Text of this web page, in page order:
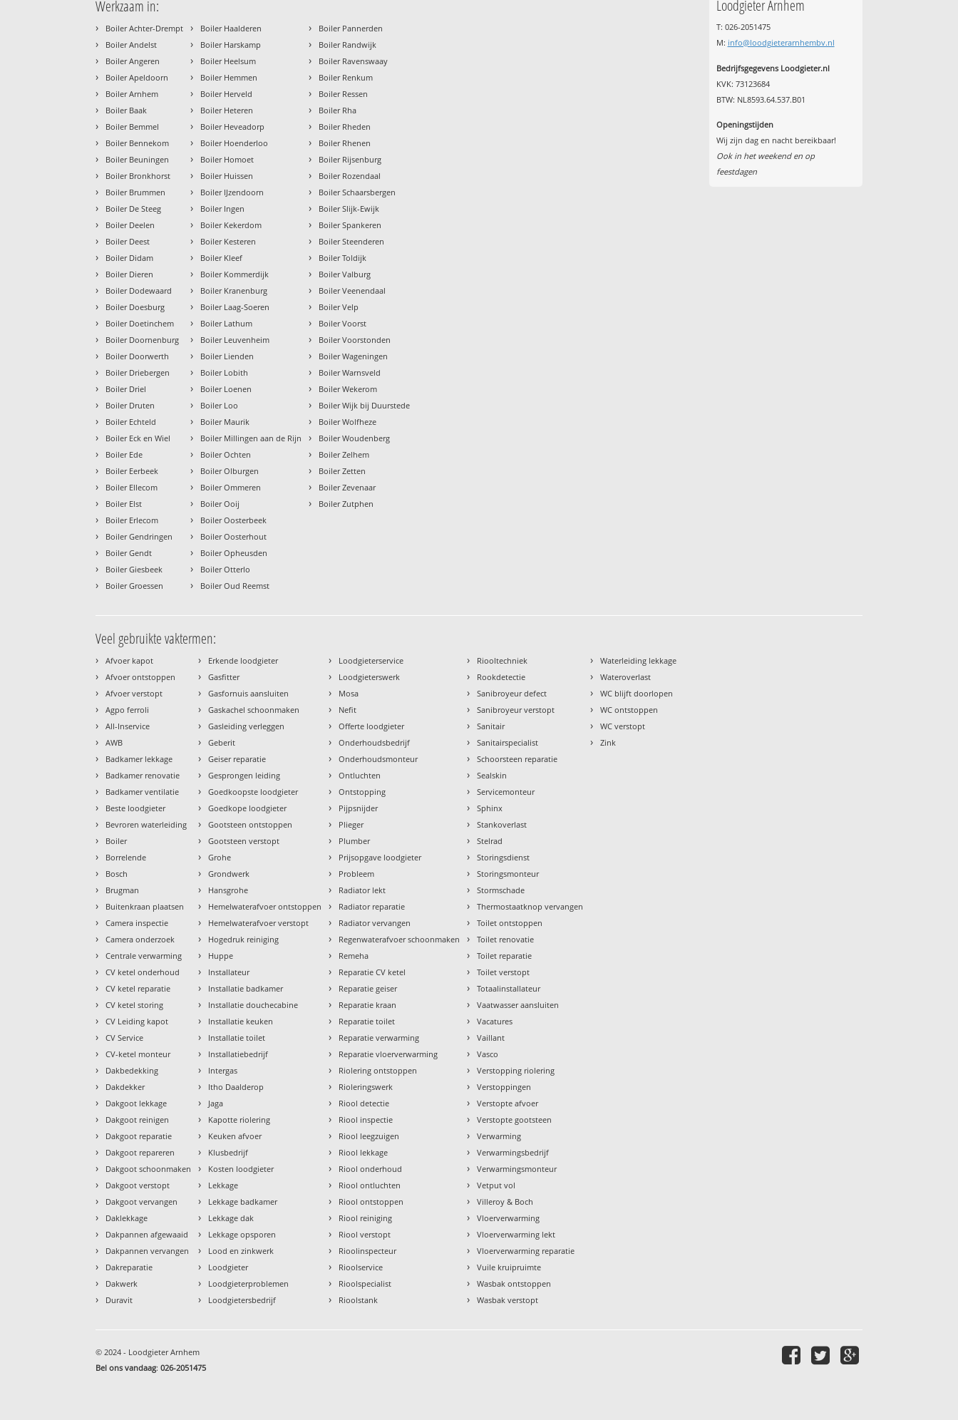
Werkzaam in:
› Boiler Achter-Drempt
› Boiler Andelst
› Boiler Angeren
› Boiler Apeldoorn
› Boiler Arnhem
› Boiler Baak
› Boiler Bemmel
› Boiler Bennekom
› Boiler Beuningen
› Boiler Bronkhorst
› Boiler Brummen
› Boiler De Steeg
› Boiler Deelen
› Boiler Deest
› Boiler Didam
› Boiler Dieren
› Boiler Dodewaard
› Boiler Doesburg
› Boiler Doetinchem
› Boiler Doornenburg
› Boiler Doorwerth
› Boiler Driebergen
› Boiler Driel
› Boiler Druten
› Boiler Echteld
› Boiler Eck en Wiel
› Boiler Ede
› Boiler Eerbeek
› Boiler Ellecom
› Boiler Elst
› Boiler Erlecom
› Boiler Gendringen
› Boiler Gendt
› Boiler Giesbeek
› Boiler Groessen
› Boiler Haalderen
› Boiler Harskamp
› Boiler Heelsum
› Boiler Hemmen
› Boiler Herveld
› Boiler Heteren
› Boiler Heveadorp
› Boiler Hoenderloo
› Boiler Homoet
› Boiler Huissen
› Boiler IJzendoorn
› Boiler Ingen
› Boiler Kekerdom
› Boiler Kesteren
› Boiler Kleef
› Boiler Kommerdijk
› Boiler Kranenburg
› Boiler Laag-Soeren
› Boiler Lathum
› Boiler Leuvenheim
› Boiler Lienden
› Boiler Lobith
› Boiler Loenen
› Boiler Loo
› Boiler Maurik
› Boiler Millingen aan de Rijn
› Boiler Ochten
› Boiler Olburgen
› Boiler Ommeren
› Boiler Ooij
› Boiler Oosterbeek
› Boiler Oosterhout
› Boiler Opheusden
› Boiler Otterlo
› Boiler Oud Reemst
› Boiler Pannerden
› Boiler Randwijk
› Boiler Ravenswaay
› Boiler Renkum
› Boiler Ressen
› Boiler Rha
› Boiler Rheden
› Boiler Rhenen
› Boiler Rijsenburg
› Boiler Rozendaal
› Boiler Schaarsbergen
› Boiler Slijk-Ewijk
› Boiler Spankeren
› Boiler Steenderen
› Boiler Toldijk
› Boiler Valburg
› Boiler Veenendaal
› Boiler Velp
› Boiler Voorst
› Boiler Voorstonden
› Boiler Wageningen
› Boiler Warnsveld
› Boiler Wekerom
› Boiler Wijk bij Duurstede
› Boiler Wolfheze
› Boiler Woudenberg
› Boiler Zelhem
› Boiler Zetten
› Boiler Zevenaar
› Boiler Zutphen
Loodgieter Arnhem
T: 026-2051475
M: info@loodgieterarnhembv.nl
Bedrijfsgegevens Loodgieter.nl
KVK: 73123684
BTW: NL8593.64.537.B01
Openingstijden
Wij zijn dag en nacht bereikbaar!
Ook in het weekend en op
feestdagen
Veel gebruikte vaktermen:
› Afvoer kapot
› Afvoer ontstoppen
› Afvoer verstopt
› Agpo ferroli
› All-Inservice
› AWB
› Badkamer lekkage
› Badkamer renovatie
› Badkamer ventilatie
› Beste loodgieter
› Bevroren waterleiding
› Boiler
› Borrelende
› Bosch
› Brugman
› Buitenkraan plaatsen
› Camera inspectie
› Camera onderzoek
› Centrale verwarming
› CV ketel onderhoud
› CV ketel reparatie
› CV ketel storing
› CV Leiding kapot
› CV Service
› CV-ketel monteur
› Dakbedekking
› Dakdekker
› Dakgoot lekkage
› Dakgoot reinigen
› Dakgoot reparatie
› Dakgoot repareren
› Dakgoot schoonmaken
› Dakgoot verstopt
› Dakgoot vervangen
› Daklekkage
› Dakpannen afgewaaid
› Dakpannen vervangen
› Dakreparatie
› Dakwerk
› Duravit
› Erkende loodgieter
› Gasfitter
› Gasfornuis aansluiten
› Gaskachel schoonmaken
› Gasleiding verleggen
› Geberit
› Geiser reparatie
› Gesprongen leiding
› Goedkoopste loodgieter
› Goedkope loodgieter
› Gootsteen ontstoppen
› Gootsteen verstopt
› Grohe
› Grondwerk
› Hansgrohe
› Hemelwaterafvoer ontstoppen
› Hemelwaterafvoer verstopt
› Hogedruk reiniging
› Huppe
› Installateur
› Installatie badkamer
› Installatie douchecabine
› Installatie keuken
› Installatie toilet
› Installatiebedrijf
› Intergas
› Itho Daalderop
› Jaga
› Kapotte riolering
› Keuken afvoer
› Klusbedrijf
› Kosten loodgieter
› Lekkage
› Lekkage badkamer
› Lekkage dak
› Lekkage opsporen
› Lood en zinkwerk
› Loodgieter
› Loodgieterproblemen
› Loodgietersbedrijf
› Loodgieterservice
› Loodgieterswerk
› Mosa
› Nefit
› Offerte loodgieter
› Onderhoudsbedrijf
› Onderhoudsmonteur
› Ontluchten
› Ontstopping
› Pijpsnijder
› Plieger
› Plumber
› Prijsopgave loodgieter
› Probleem
› Radiator lekt
› Radiator reparatie
› Radiator vervangen
› Regenwaterafvoer schoonmaken
› Remeha
› Reparatie CV ketel
› Reparatie geiser
› Reparatie kraan
› Reparatie toilet
› Reparatie verwarming
› Reparatie vloerverwarming
› Riolering ontstoppen
› Rioleringswerk
› Riool detectie
› Riool inspectie
› Riool leegzuigen
› Riool lekkage
› Riool onderhoud
› Riool ontluchten
› Riool ontstoppen
› Riool reiniging
› Riool verstopt
› Rioolinspecteur
› Rioolservice
› Rioolspecialist
› Rioolstank
› Riooltechniek
› Rookdetectie
› Sanibroyeur defect
› Sanibroyeur verstopt
› Sanitair
› Sanitairspecialist
› Schoorsteen reparatie
› Sealskin
› Servicemonteur
› Sphinx
› Stankoverlast
› Stelrad
› Storingsdienst
› Storingsmonteur
› Stormschade
› Thermostaatknop vervangen
› Toilet ontstoppen
› Toilet renovatie
› Toilet reparatie
› Toilet verstopt
› Totaalinstallateur
› Vaatwasser aansluiten
› Vacatures
› Vaillant
› Vasco
› Verstopping riolering
› Verstoppingen
› Verstopte afvoer
› Verstopte gootsteen
› Verwarming
› Verwarmingsbedrijf
› Verwarmingsmonteur
› Vetput vol
› Villeroy & Boch
› Vloerverwarming
› Vloerverwarming lekt
› Vloerverwarming reparatie
› Vuile kruipruimte
› Wasbak ontstoppen
› Wasbak verstopt
› Waterleiding lekkage
› Wateroverlast
› WC blijft doorlopen
› WC ontstoppen
› WC verstopt
› Zink
© 2024 - Loodgieter Arnhem
Bel ons vandaag:026-2051475